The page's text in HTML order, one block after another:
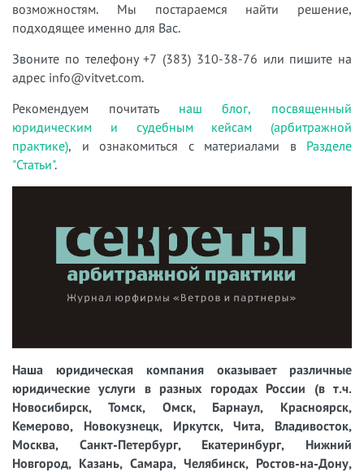
возможностям. Мы постараемся найти решение,
подходящее именно для Вас.
Звоните по телефону +7 (383) 310-38-76 или пишите на
адрес info@vitvet.com.
Рекомендуем почитать наш блог, посвященный
юридическим и судебным кейсам (арбитражной
практике), и ознакомиться с материалами в Разделе
"Статьи".
Наша юридическая компания оказывает различные
юридические услуги в разных городах России (в т.ч.
Новосибирск, Томск, Омск, Барнаул, Красноярск,
Кемерово, Новокузнецк, Иркутск, Чита, Владивосток,
Москва, Санкт-Петербург, Екатеринбург, Нижний
Новгород, Казань, Самара, Челябинск, Ростов-на-Дону,